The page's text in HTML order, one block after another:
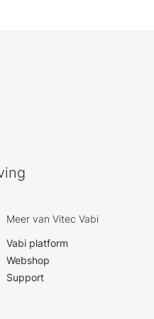
Meer van Vitec Vabi
Vabi platform
Webshop
Support